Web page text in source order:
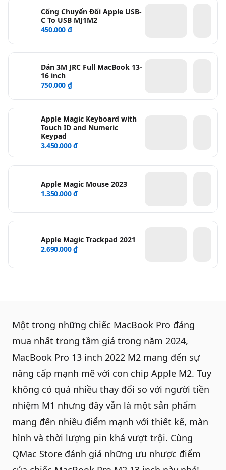
Cổng Chuyển Đổi Apple USB-
C To USB MJ1M2
450.000 ₫
Dán 3M JRC Full MacBook 13-
16 inch
750.000 ₫
Apple Magic Keyboard with
Touch ID and Numeric
Keypad
3.450.000 ₫
Apple Magic Mouse 2023
1.350.000 ₫
Apple Magic Trackpad 2021
2.690.000 ₫
Một trong những chiếc MacBook Pro đáng
mua nhất trong tầm giá trong năm 2024,
MacBook Pro 13 inch 2022 M2 mang đến sự
nâng cấp mạnh mẽ với con chip Apple M2. Tuy
không có quá nhiều thay đổi so với người tiền
nhiệm M1 nhưng đây vẫn là một sản phẩm
mang đến nhiều điểm mạnh với thiết kế, màn
hình và thời lượng pin khá vượt trội. Cùng
QMac Store đánh giá những ưu nhược điểm